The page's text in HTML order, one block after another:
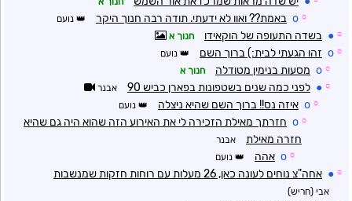
☼
o באמת?? ואוו לא ידעתי. תודה רבה חנוך היקר נועם
☼
● בשדה התעופה של הוקאידו חנוך א
☼
o זהו הגעתי לבית:) ברוך השם נועם
☼
o מסעות בנימין מטודלה חנוך א
☼
● לפני כמה שנים בשטפונות בפארן כביש 90 אבנר
☼
o איזה נס!! ברוך השם שהיא ניצלה נועם
☼
o חזרתך מאילת הזכירה לי את האירוע הזה שהוא היה גם שהיא
חזרה מאילת
אבנר
☼
o אהה נועם
☼
● אחה"צ נוחים לעונה כאן, 26 מעלות עם רוחות חזקות שמנשבות
אבי (חריש)